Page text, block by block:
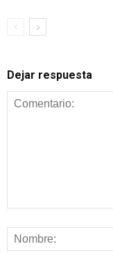
Dejar respuesta